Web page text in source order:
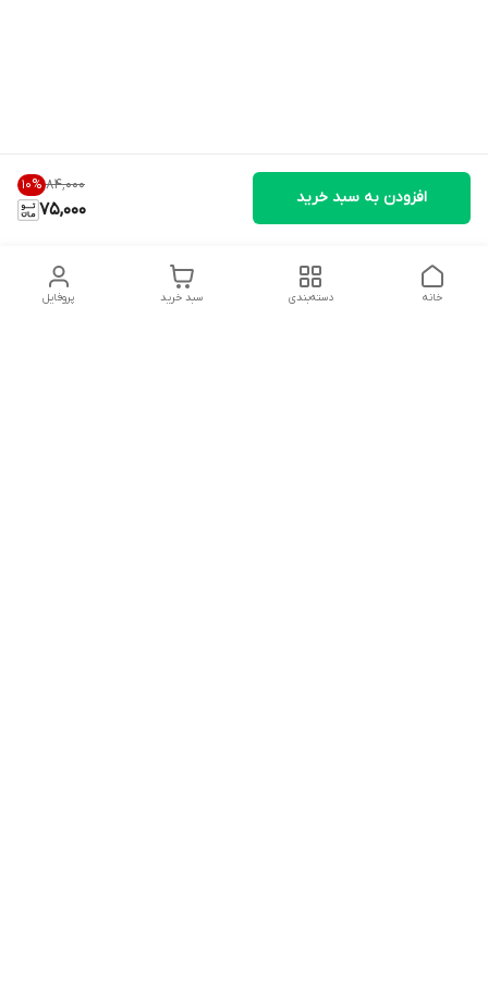
۸۴٬۰۰۰ 10%
75,000
افزودن به سبد خرید
پروفایل سبد خرید دسته‌بندی خانه